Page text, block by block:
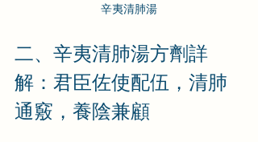
辛夷清肺湯
二、辛夷清肺湯方劑詳
解：君臣佐使配伍，清肺
通竅，養陰兼顧